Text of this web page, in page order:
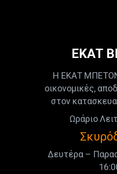
ΕΚΑΤ
Η ΕΚΑΤ
οικονομικές,
στον
Ωράριο
Δευτέρα –